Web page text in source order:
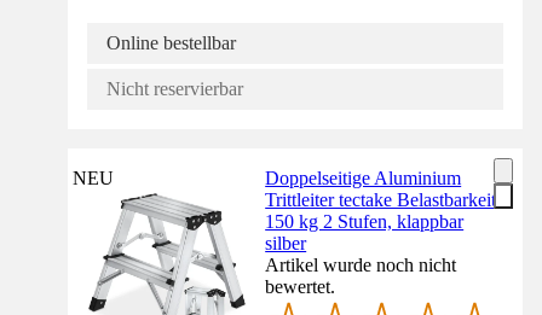
Online bestellbar
Nicht reservierbar
NEU
Doppelseitige Aluminium
Trittleiter tectake Belastbarkeit
150 kg 2 Stufen, klappbar
silber
Artikel wurde noch nicht
bewertet.